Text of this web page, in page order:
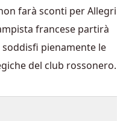
farà sconti per Allegri
francese partirà
pienamente le
del club rossonero.